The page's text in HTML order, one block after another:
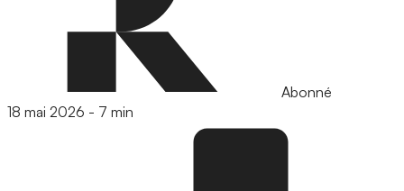
Abonné
18 mai 2026 - 7 min